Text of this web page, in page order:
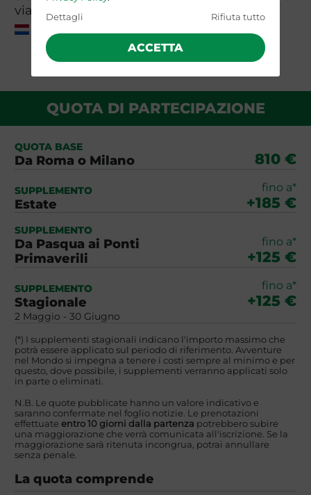
Dettagli
Rifiuta tutto
ACCETTA
viaggio, visti e valuta.
Paesi Bassi
QUOTA DI PARTECIPAZIONE
QUOTA BASE
Da Roma o Milano 810 €
SUPPLEMENTO
Estate
fino a*
+185 €
SUPPLEMENTO
Da Pasqua ai Ponti
Primaverili
fino a*
+125 €
SUPPLEMENTO
Stagionale
2 Maggio - 30 Giugno
fino a*
+125 €
(*) I supplementi stagionali indicano l'importo massimo che
potrà essere applicato sul periodo di riferimento. Avventure
nel Mondo si impegna a tenere i costi sempre al minimo e per
questo, dove possibile, i supplementi verranno applicati solo
in parte o eliminati.
N.B. Le quote pubblicate hanno un valore indicativo e
saranno confermate nel foglio notizie. Le prenotazioni
effettuate entro 10 giorni dalla partenza potrebbero subire
una maggiorazione che verrà comunicata all'iscrizione. Se la
maggiorazione sarà ritenuta incongrua, potrai annullare
senza penale.
La quota comprende